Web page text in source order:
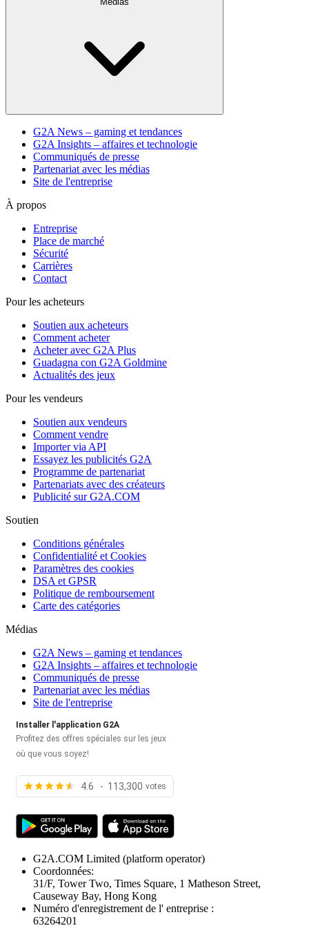
G2A News – gaming et tendances
G2A Insights – affaires et technologie
Communiqués de presse
Partenariat avec les médias
Site de l'entreprise
À propos
Entreprise
Place de marché
Sécurité
Carrières
Contact
Pour les acheteurs
Soutien aux acheteurs
Comment acheter
Acheter avec G2A Plus
Guadagna con G2A Goldmine
Actualités des jeux
Pour les vendeurs
Soutien aux vendeurs
Comment vendre
Importer via API
Essayez les publicités G2A
Programme de partenariat
Partenariats avec des créateurs
Publicité sur G2A.COM
Soutien
Conditions générales
Confidentialité et Cookies
Paramètres des cookies
DSA et GPSR
Politique de remboursement
Carte des catégories
Médias
G2A News – gaming et tendances
G2A Insights – affaires et technologie
Communiqués de presse
Partenariat avec les médias
Site de l'entreprise
Installer l'application G2A
Profitez des offres spéciales sur les jeux
où que vous soyez!
4.6 - 113,300 votes
G2A.COM Limited (platform operator)
Coordonnées:
31/F, Tower Two, Times Square, 1 Matheson Street,
Causeway Bay, Hong Kong
Numéro d'enregistrement de l' entreprise :
63264201